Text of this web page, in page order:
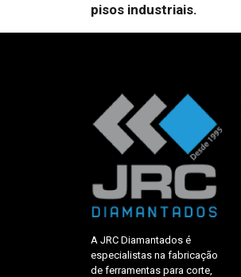
pisos industriais.
A JRC Diamantados é
especialistas na fabricação
de ferramentas para corte,